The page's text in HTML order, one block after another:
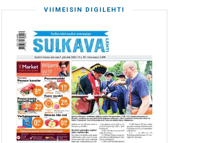
VIIMEISIN DIGILEHTI